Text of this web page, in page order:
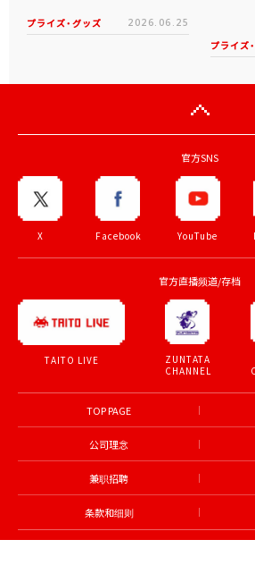
プライズ・グッズ 2026.06.25
プライズ
官方SNS
X Facebook YouTube
官方直播频道/存档
TAITO LIVE
ZUNTATA
CHANNEL
TOP PAGE
公司理念
兼职招聘
条款和细则